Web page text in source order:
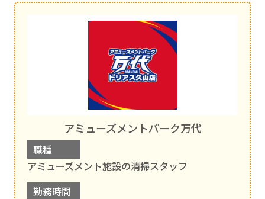
アミューズメントパーク万代
職種
アミューズメント施設の清掃スタッフ
勤務時間